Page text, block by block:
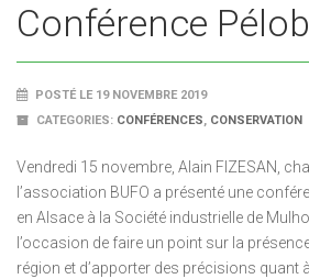
Conférence
POSTÉ LE 19 NOVEMBRE 2019
CATEGORIES: CONFÉRENCES, CONSERVATION
Vendredi 15 novembre, Alain FIZESAN,
l’association BUFO a présenté une
en Alsace à la Société industrielle de
l’occasion de faire un point sur la
région et d’apporter des précisions quant